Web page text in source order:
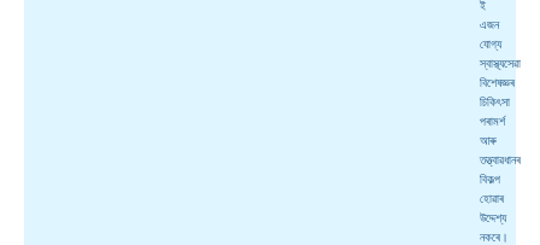
ই
এজন
যোগ্য
স্বাস্থ্যসেৱা
বিশেষজ্ঞৰ
চিকিৎসা
পৰামৰ্শ
আৰু
তত্ত্বাৱধানৰ
বিকল্প
হোৱাৰ
উদ্দেশ্য
নকৰে।